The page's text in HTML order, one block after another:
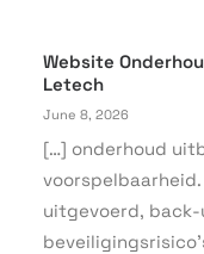
Website
Letech
June 8, 2026
[…] onderhoud
uitgevoerd,